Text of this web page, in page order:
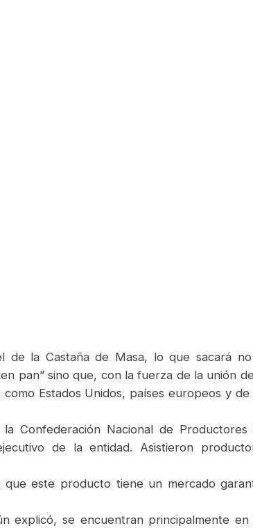
la Castaña de Masa, lo que sacará
pan” sino que, con la fuerza de la unión
Estados Unidos, países europeos y
Confederación Nacional de
de la entidad. Asistieron
este producto tiene un mercado
explicó, se encuentran principalmente